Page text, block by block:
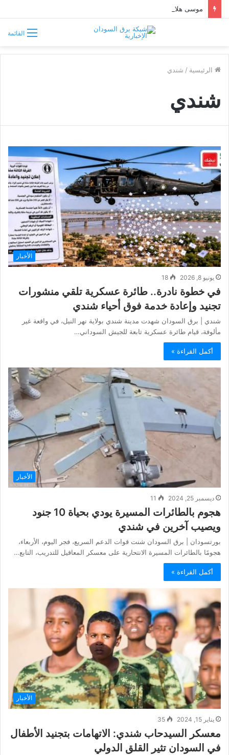
القائمة
الرئيسية / شندي
شندي
الأخبار
يونيو 8, 2026 18
في خطوة نادرة.. طائرة عسكرية تلقي منشورات
تجنيد وإعادة خدمة فوق أحياء شندي
شندي | برق السودان شهدت مدينة شندي بولاية نهر النيل، في واقعة غير
مألوفة، قيام طائرة عسكرية تابعة للجيش السوداني…
أكمل القراءة »
الأخبار
ديسمبر 25, 2024 11
هجوم بالطائرات المسيرة يودي بحياة 10 جنود
ويصيب آخرين في شندي
‏‎بورتسودان | برق السودان شنت قوات الدعم السريع، فجر اليوم، الأربعاء،
هجومًا بالطائرات المسيرة الانتحارية على معسكر المعاقيل للتدريب، التابع…
أكمل القراءة »
الأخبار
يناير 15, 2024 35
معسكر السيدحاب شندي: الاتهامات بتجنيد الأطفال
في السودان تثير القلق الدولي